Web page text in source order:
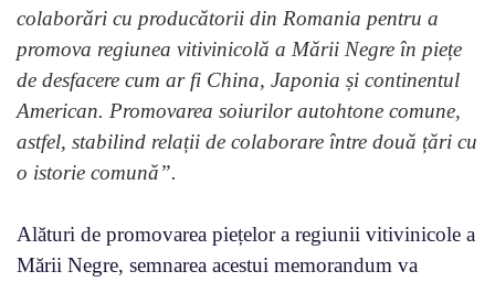
colaborări cu producătorii din Romania pentru a
promova regiunea vitivinicolă a Mării Negre în piețe
de desfacere cum ar fi China, Japonia și continentul
American. Promovarea soiurilor autohtone comune,
astfel, stabilind relații de colaborare între două țări cu
o istorie comună”.
Alături de promovarea piețelor a regiunii vitivinicole a
Mării Negre, semnarea acestui memorandum va